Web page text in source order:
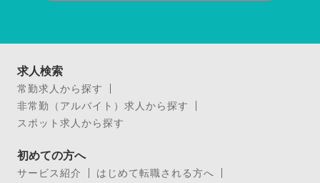
求人検索
常勤求人から探す
非常勤（アルバイト）求人から探す
スポット求人から探す
初めての方へ
サービス紹介
はじめて転職される方へ